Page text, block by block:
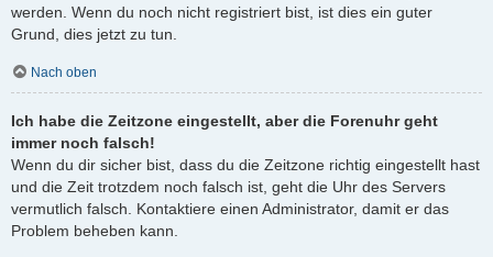
werden. Wenn du noch nicht registriert bist, ist dies ein guter
Grund, dies jetzt zu tun.
Nach oben
Ich habe die Zeitzone eingestellt, aber die Forenuhr geht
immer noch falsch!
Wenn du dir sicher bist, dass du die Zeitzone richtig eingestellt hast
und die Zeit trotzdem noch falsch ist, geht die Uhr des Servers
vermutlich falsch. Kontaktiere einen Administrator, damit er das
Problem beheben kann.